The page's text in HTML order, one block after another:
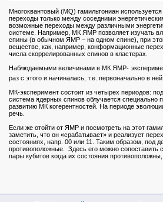
Многоквантовый (MQ) гамильтониан
переходы только между соседними
возможные переходы между различными
системе. Например, МК ЯМР позволяет изучать
спины (в обычном ЯМР – на одном спине), при
веществе, как, например, конформационные
числа скоррелированных спинов в кластерах.
Наблюдаемыми величинами в МК ЯМР-
раз с этого и начиналась, т.е. первоначально в
МК-эксперимент состоит из четырех периодов:
система ядерных спинов облучается специально
развитию МК когерентностей. На периоде
речь.
Если же отойти от ЯМР и посмотреть на этот
заметить, что он «срабатывает» и реализует
состояниях, напр. 00 или 11. Таким образом, под
противоположные. Здесь его можно сопоставить
пары кубитов когда их состояния